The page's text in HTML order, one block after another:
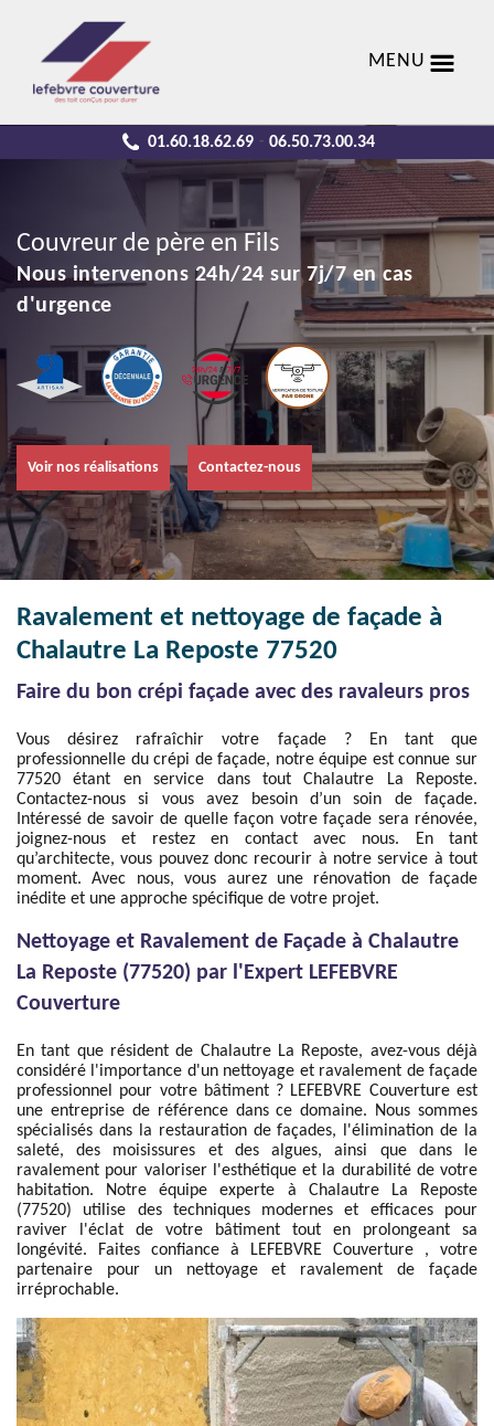
MENU
01.60.18.62.69 - 06.50.73.00.34
Couvreur de père en Fils
Nous intervenons 24h/24 sur 7j/7 en cas
d'urgence
Voir nos réalisations Contactez-nous
Ravalement et nettoyage de façade à
Chalautre La Reposte 77520
Faire du bon crépi façade avec des ravaleurs pros
Vous désirez rafraîchir votre façade ? En tant que
professionnelle du crépi de façade, notre équipe est connue sur
77520 étant en service dans tout Chalautre La Reposte.
Contactez-nous si vous avez besoin d’un soin de façade.
Intéressé de savoir de quelle façon votre façade sera rénovée,
joignez-nous et restez en contact avec nous. En tant
qu’architecte, vous pouvez donc recourir à notre service à tout
moment. Avec nous, vous aurez une rénovation de façade
inédite et une approche spécifique de votre projet.
Nettoyage et Ravalement de Façade à Chalautre
La Reposte (77520) par l'Expert LEFEBVRE
Couverture
En tant que résident de Chalautre La Reposte, avez-vous déjà
considéré l'importance d'un nettoyage et ravalement de façade
professionnel pour votre bâtiment ? LEFEBVRE Couverture est
une entreprise de référence dans ce domaine. Nous sommes
spécialisés dans la restauration de façades, l'élimination de la
saleté, des moisissures et des algues, ainsi que dans le
ravalement pour valoriser l'esthétique et la durabilité de votre
habitation. Notre équipe experte à Chalautre La Reposte
(77520) utilise des techniques modernes et efficaces pour
raviver l'éclat de votre bâtiment tout en prolongeant sa
longévité. Faites confiance à LEFEBVRE Couverture , votre
partenaire pour un nettoyage et ravalement de façade
irréprochable.